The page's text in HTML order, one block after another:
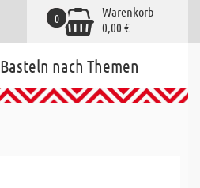
Warenkorb
0,00 €
0
Basteln nach Themen